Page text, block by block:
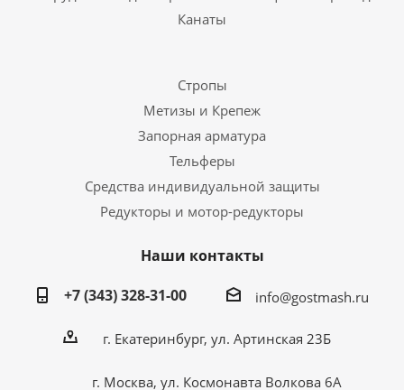
Канаты
Стропы
Метизы и Крепеж
Запорная арматура
Тельферы
Средства индивидуальной защиты
Редукторы и мотор-редукторы
Наши контакты
+7 (343) 328-31-00
info@gostmash.ru
г. Екатеринбург, ул. Артинская 23Б
г. Москва, ул. Космонавта Волкова 6А